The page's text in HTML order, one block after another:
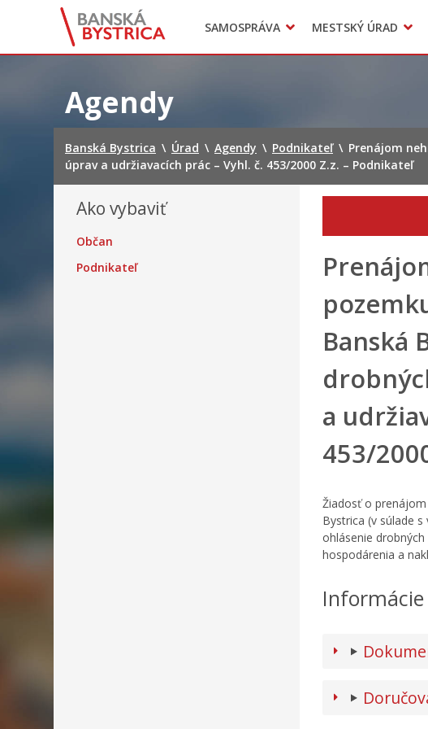
SAMOSPRÁVA MESTSKÝ ÚRAD
Oznamy
Mladí BB
Head of Municipal office
Agendy
Banská Bystrica \ Úrad \ Agendy \ Podnikateľ \ Prenájom
úprav a udržiavacích prác – Vyhl. č. 453/2000 Z.z. – Podnikateľ
Ako vybaviť
Občan
Podnikateľ
Banská
a
453/
Žiadosť o
Bystrica (v súlade s
ohlásenie
hospodárenia a
Informácie